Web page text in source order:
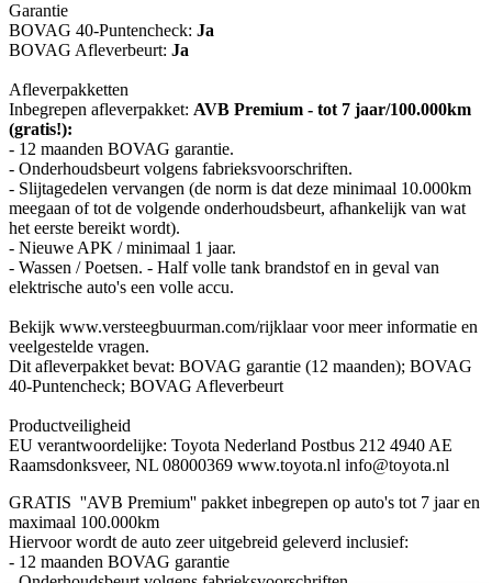
Garantie
BOVAG 40-Puntencheck: Ja
BOVAG Afleverbeurt: Ja
Afleverpakketten
Inbegrepen afleverpakket: AVB Premium - tot 7 jaar/100.000km
(gratis!):
- 12 maanden BOVAG garantie.
- Onderhoudsbeurt volgens fabrieksvoorschriften.
- Slijtagedelen vervangen (de norm is dat deze minimaal 10.000km
meegaan of tot de volgende onderhoudsbeurt, afhankelijk van wat
het eerste bereikt wordt).
- Nieuwe APK / minimaal 1 jaar.
- Wassen / Poetsen. - Half volle tank brandstof en in geval van
elektrische auto's een volle accu.
Bekijk www.versteegbuurman.com/rijklaar voor meer informatie en
veelgestelde vragen.
Dit afleverpakket bevat: BOVAG garantie (12 maanden); BOVAG
40-Puntencheck; BOVAG Afleverbeurt
Productveiligheid
EU verantwoordelijke: Toyota Nederland Postbus 212 4940 AE
Raamsdonksveer, NL 08000369 www.toyota.nl info@toyota.nl
GRATIS ''AVB Premium'' pakket inbegrepen op auto's tot 7 jaar en
maximaal 100.000km
Hiervoor wordt de auto zeer uitgebreid geleverd inclusief:
- 12 maanden BOVAG garantie